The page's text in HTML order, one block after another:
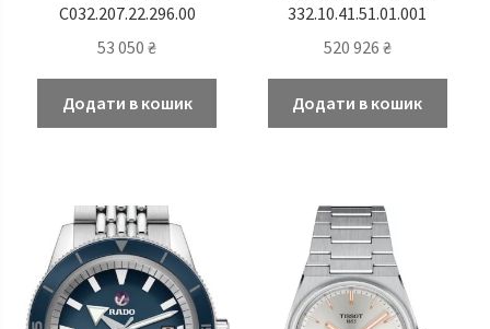
C032.207.22.296.00
53 050₴
Додати в кошик
332.10.41.51.01.001
520 926 ₴
Додати в кошик